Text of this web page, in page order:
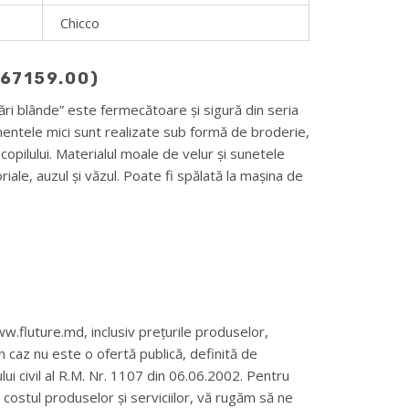
Chicco
blânde” este fermecătoare și sigură din seria
mici sunt realizate sub formă de broderie,
Materialul moale de velur și sunetele
auzul și văzul. Poate fi spălată la mașina de
inclusiv prețurile produselor,
caz nu este o ofertă publică, definită de
civil al R.M. Nr. 1107 din 06.06.2002. Pentru
produselor și serviciilor, vă rugăm să ne